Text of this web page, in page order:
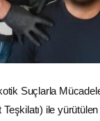
Suçlarla
Teşkilatı) ile